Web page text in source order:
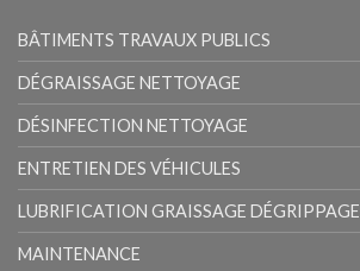
BÂTIMENTS TRAVAUX PUBLICS
DÉGRAISSAGE NETTOYAGE
DÉSINFECTION NETTOYAGE
ENTRETIEN DES VÉHICULES
LUBRIFICATION GRAISSAGE DÉGRIPPAGE
MAINTENANCE